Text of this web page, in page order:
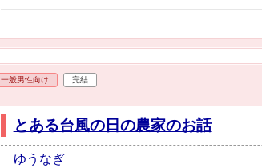
一般男性向け 完結
とある台風の日の農家のお話
ゆうなぎ